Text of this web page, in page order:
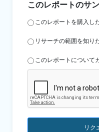
このレポートのサ
このレポートを購入し
リサーチの範囲を知り
このレポートについて
リク